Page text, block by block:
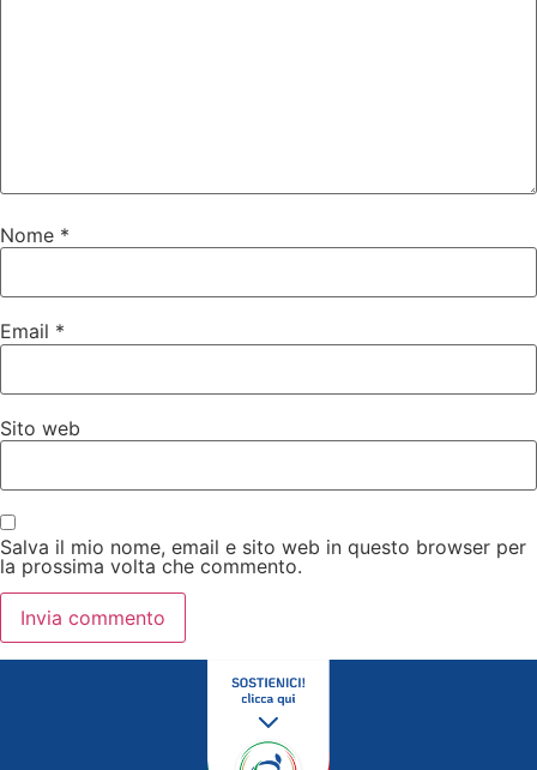
Nome *
Email *
Sito web
Salva il mio nome, email e sito web in questo browser per
la prossima volta che commento.